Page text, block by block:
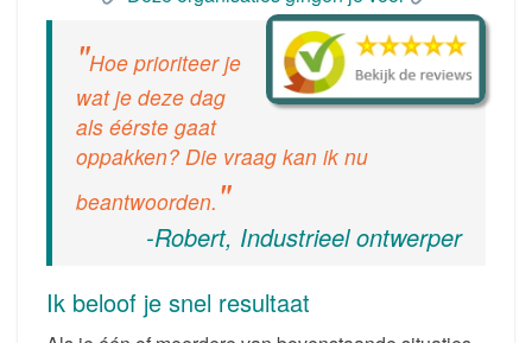
Hoe prioriteer je
wat je deze dag
als éérste gaat
oppakken? Die vraag kan ik nu
beantwoorden.
-Robert, Industrieel ontwerper
Ik beloof je snel resultaat